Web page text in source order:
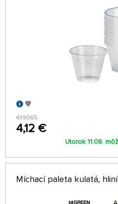
439065
4,12 €
Utorok 11.08.
Míchací paleta kulatá,